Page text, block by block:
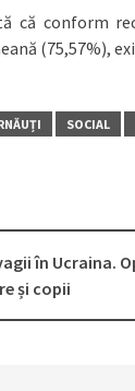
că conform
(75,57%),
SOCIAL
în Ucraina.
și copii